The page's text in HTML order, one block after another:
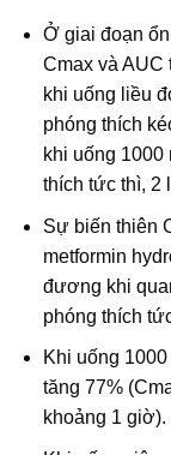
Ở giai đoạn
Cmax và AUC
khi uống liều
phóng thích
khi uống 1000
thích tức thì, 2
Sự biến thiên
metformin
đương khi
phóng thích
Khi uống
tăng 77%
khoảng 1 giờ).